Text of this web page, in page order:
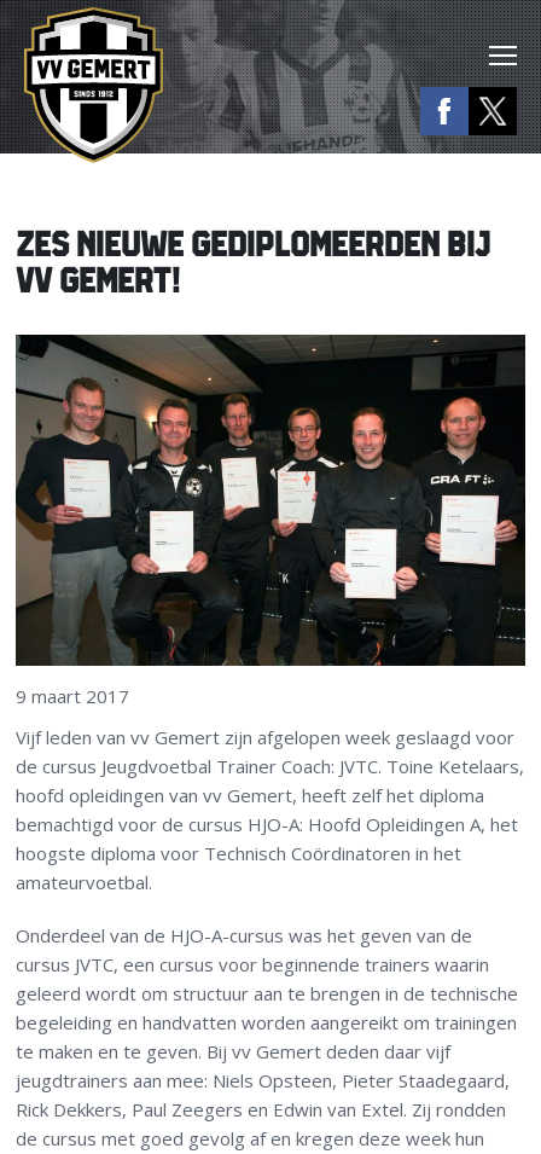
ZES NIEUWE GEDIPLOMEERDEN BIJ
VV GEMERT!
9 maart 2017
Vijf leden van vv Gemert zijn afgelopen week geslaagd voor
de cursus Jeugdvoetbal Trainer Coach: JVTC. Toine Ketelaars,
hoofd opleidingen van vv Gemert, heeft zelf het diploma
bemachtigd voor de cursus HJO-A: Hoofd Opleidingen A, het
hoogste diploma voor Technisch Coördinatoren in het
amateurvoetbal.
Onderdeel van de HJO-A-cursus was het geven van de
cursus JVTC, een cursus voor beginnende trainers waarin
geleerd wordt om structuur aan te brengen in de technische
begeleiding en handvatten worden aangereikt om trainingen
te maken en te geven. Bij vv Gemert deden daar vijf
jeugdtrainers aan mee: Niels Opsteen, Pieter Staadegaard,
Rick Dekkers, Paul Zeegers en Edwin van Extel. Zij rondden
de cursus met goed gevolg af en kregen deze week hun